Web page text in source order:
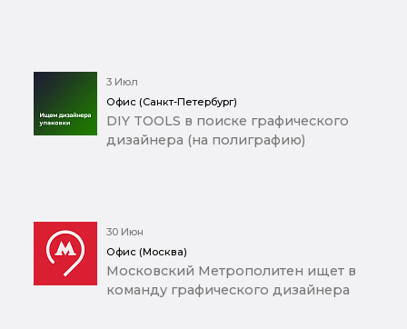
3 Июл
Офис (Санкт-Петербург)
DIY TOOLS в поиске графического
дизайнера (на полиграфию)
30 Июн
Офис (Москва)
Московский Метрополитен ищет в
команду графического дизайнера